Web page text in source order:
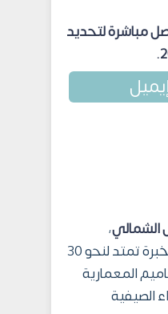
مباشرة لتحديد
الشمالي،
ولتحقيق ذلك استعانت بشركة DMA للاستشارات الهندسية والتصميمات، والتي تمتلك خبرة تمتد لنحو 30
المعمارية
الصيفية